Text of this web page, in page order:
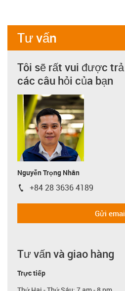
Tư vấn
Tôi sẽ rất vui được
các câu hỏi của bạn
Nguyễn Trọng Nhân
igus-icon-phone
+84 28 3636 4189
Gửi
Tư vấn và giao hàng
Trực tiếp